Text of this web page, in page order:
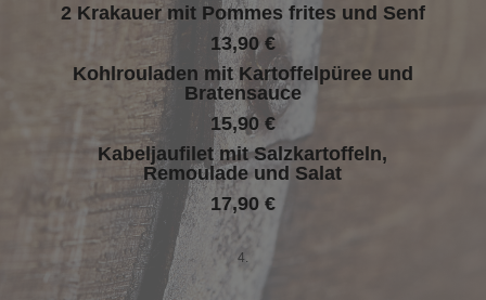
2 Krakauer mit Pommes frites und Senf
13,90 €
Kohlrouladen mit Kartoffelpüree und
Bratensauce
15,90 €
Kabeljaufilet mit Salzkartoffeln,
Remoulade und Salat
17,90 €
4.